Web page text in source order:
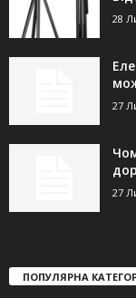
28
27
27
ПОПУЛЯРНА